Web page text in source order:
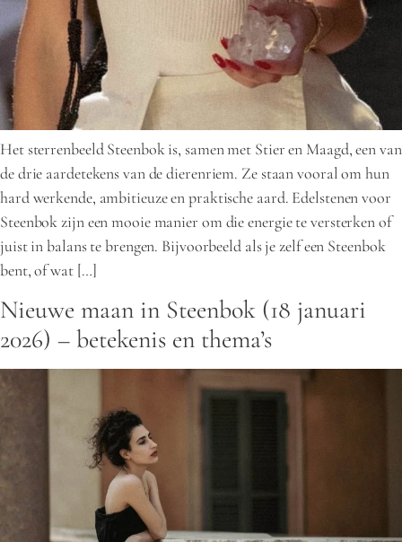
Het sterrenbeeld Steenbok is, samen met Stier en Maagd, een van
de drie aardetekens van de dierenriem. Ze staan vooral om hun
hard werkende, ambitieuze en praktische aard. Edelstenen voor
Steenbok zijn een mooie manier om die energie te versterken of
juist in balans te brengen. Bijvoorbeeld als je zelf een Steenbok
bent, of wat […]
Nieuwe maan in Steenbok (18 januari
2026) – betekenis en thema’s